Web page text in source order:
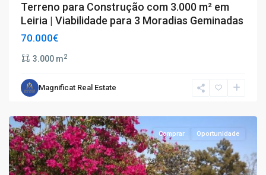
Terreno para Construção com 3.000 m² em
Leiria | Viabilidade para 3 Moradias Geminadas
70.000€
3.000 m2
Magnificat Real Estate
Comprar Oportunidade